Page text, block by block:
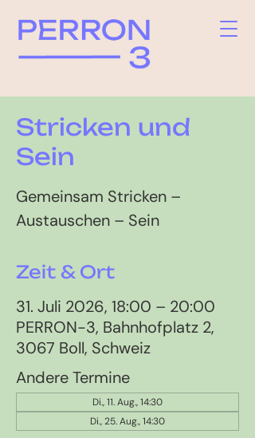
Stricken und
Sein
Gemeinsam Stricken –
Austauschen – Sein
Zeit & Ort
31. Juli 2026, 18:00 – 20:00
PERRON-3, Bahnhofplatz 2,
3067 Boll, Schweiz
Andere Termine
Di., 11. Aug., 14:30
Di., 25. Aug., 14:30